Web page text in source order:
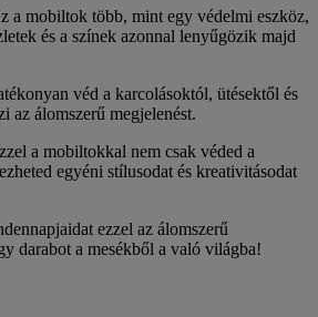
a mobiltok több, mint egy védelmi eszköz,
és a színek azonnal lenyűgözik majd
véd a karcolásoktól, ütésektől és
az álomszerű megjelenést.
a mobiltokkal nem csak véded a
egyéni stílusodat és kreativitásodat
ezzel az álomszerű
darabot a mesékből a való világba!